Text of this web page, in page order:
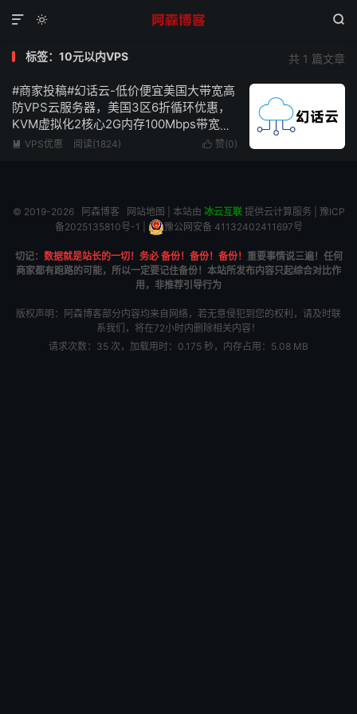
 

共 1 篇文章
标签：10元以内VPS
#商家投稿#幻话云-低价便宜美国大带宽高
防VPS云服务器，美国3区6折循环优惠，
KVM虚拟化2核心2G内存100Mbps带宽赠
送100G防御低至9元/月-附简单测评
 赞(0)
 VPS优惠 阅读(1824)
© 2019-2026 阿森博客 网站地图 | 本站由 冰云互联提供云计算服务 | 豫ICP
备2025135810号-1
豫公网安备 41132402411697号
切记： 数据就是站长的一切！务必 备份！备份！备份！ 重要事情说三遍！任何
商家都有跑路的可能，所以一定要记住备份！本站所发布内容只起综合对比作
用，非推荐引导行为
版权声明：阿森博客部分内容均来自网络，若无意侵犯到您的权利，请及时联
系我们，将在72小时内删除相关内容！
请求次数：35 次，加载用时：0.175 秒，内存占用：5.08 MB